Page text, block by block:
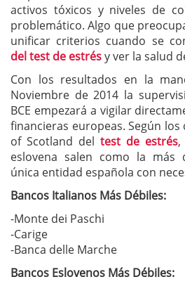
activos tóxicos y niveles de
problemático. Algo que
unificar criterios cuando se
del test de estrésy ver la salud
Con los resultados en la
Noviembre de 2014 la
BCE empezará a vigilar
financieras europeas. Según los
of Scotland del test de estrés,
eslovena salen como la más
única entidad española con
Bancos Italianos Más Débiles:
-Monte dei Paschi
-Carige
-Banca delle Marche
Bancos Eslovenos Más Débiles: